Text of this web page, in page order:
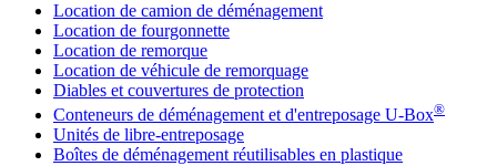
Location de camion de déménagement
Location de fourgonnette
Location de remorque
Location de véhicule de remorquage
Diables et couvertures de protection
Conteneurs de déménagement et d'entreposage U-Box®
Unités de libre-entreposage
Boîtes de déménagement réutilisables en plastique